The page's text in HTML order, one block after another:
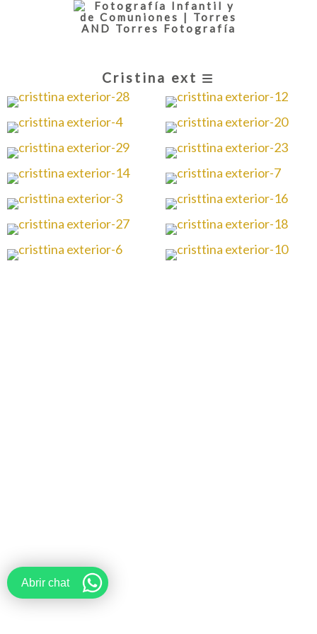
Cristina ext
Abrir chat